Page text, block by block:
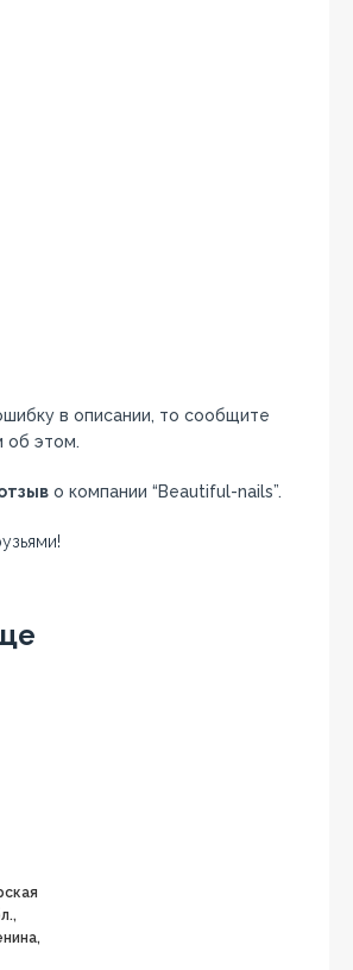
в описании, то сообщите
об этом.
о компании “Beautiful-nails”.